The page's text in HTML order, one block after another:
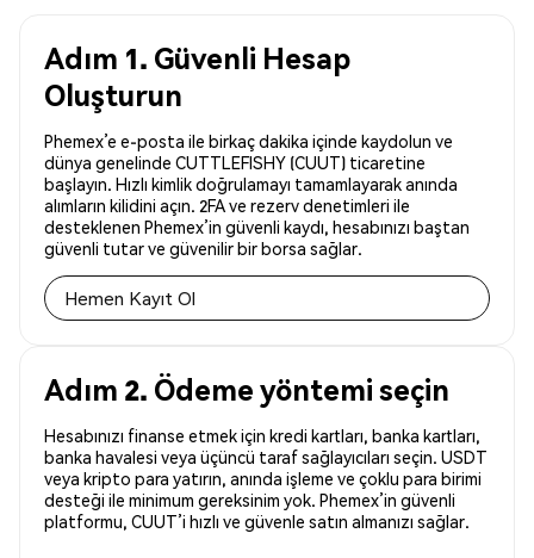
Adım 1. Güvenli Hesap
Oluşturun
Phemex’e e-posta ile birkaç dakika içinde kaydolun ve
dünya genelinde CUTTLEFISHY (CUUT) ticaretine
başlayın. Hızlı kimlik doğrulamayı tamamlayarak anında
alımların kilidini açın. 2FA ve rezerv denetimleri ile
desteklenen Phemex’in güvenli kaydı, hesabınızı baştan
güvenli tutar ve güvenilir bir borsa sağlar.
Hemen Kayıt Ol
Adım 2. Ödeme yöntemi seçin
Hesabınızı finanse etmek için kredi kartları, banka kartları,
banka havalesi veya üçüncü taraf sağlayıcıları seçin. USDT
veya kripto para yatırın, anında işleme ve çoklu para birimi
desteği ile minimum gereksinim yok. Phemex’in güvenli
platformu, CUUT’i hızlı ve güvenle satın almanızı sağlar.